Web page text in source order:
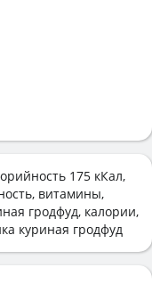
175 кКал,
витамины,
гродфуд, калории,
куриная гродфуд